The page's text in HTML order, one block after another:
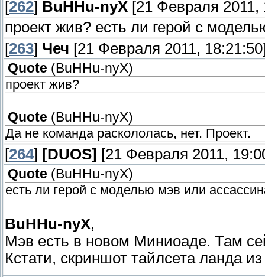
[262] BuHHu-nyX [21 Февраля 2011,
проект жив? есть ли герой с
[263] Чеч [21 Февраля 2011,
Quote ( BuHHu-nyX)
проект жив?
Quote ( BuHHu-nyX)
Да не команда раскололась, нет. Проект.
[264] [DUОS] [21 Февраля 2011,
Quote ( BuHHu-nyX)
есть ли герой с моделью мэв или
BuHHu-nyX,
Мэв есть в новом Миниоаде. Там
Кстати, скриншот тайлсета ланда